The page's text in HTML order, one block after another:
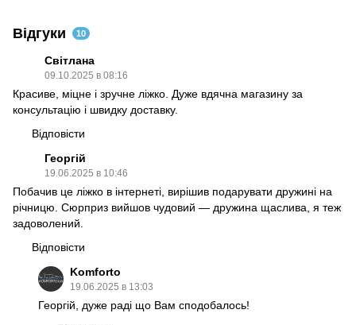
Відгуки 10
Світлана
09.10.2025 в 08:16
Красиве, міцне і зручне ліжко. Дуже вдячна магазину за
консультацію і швидку доставку.
Відповісти
Георгій
19.06.2025 в 10:46
Побачив це ліжко в інтернеті, вирішив подарувати дружині на
річницю. Сюрприз вийшов чудовий — дружина щаслива, я теж
задоволений.
Відповісти
Komforto
19.06.2025 в 13:03
Георгій, дуже раді що Вам сподобалось!